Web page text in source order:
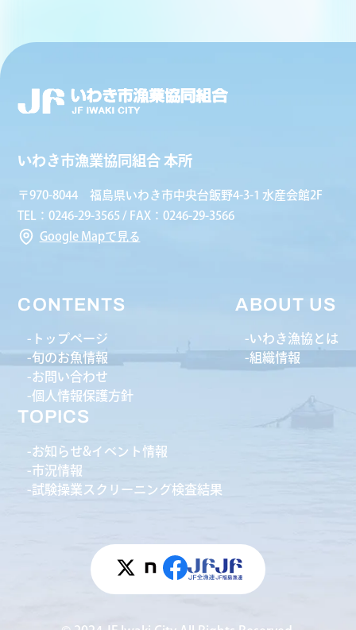
いわき市漁業協同組合 本所
〒970-8044 福島県いわき市中央台飯野4-3-1 水産会館2F
TEL：0246-29-3565 / FAX：0246-29-3566
Google Mapで見る
CONTENTS
トップページ
旬のお魚情報
お問い合わせ
個人情報保護方針
ABOUT US
いわき漁協とは
組織情報
TOPICS
お知らせ&イベント情報
市況情報
試験操業スクリーニング検査結果